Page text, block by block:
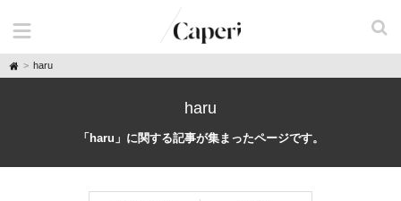
H
o
haru
haru
「haru」に関する記事が集まったページです。